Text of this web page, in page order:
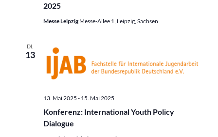
2025
Messe Leipzig Messe-Allee 1, Leipzig, Sachsen
DI.
13
Konferenz: International Youth Policy
Dialogue
13. Mai 2025 - 15. Mai 2025